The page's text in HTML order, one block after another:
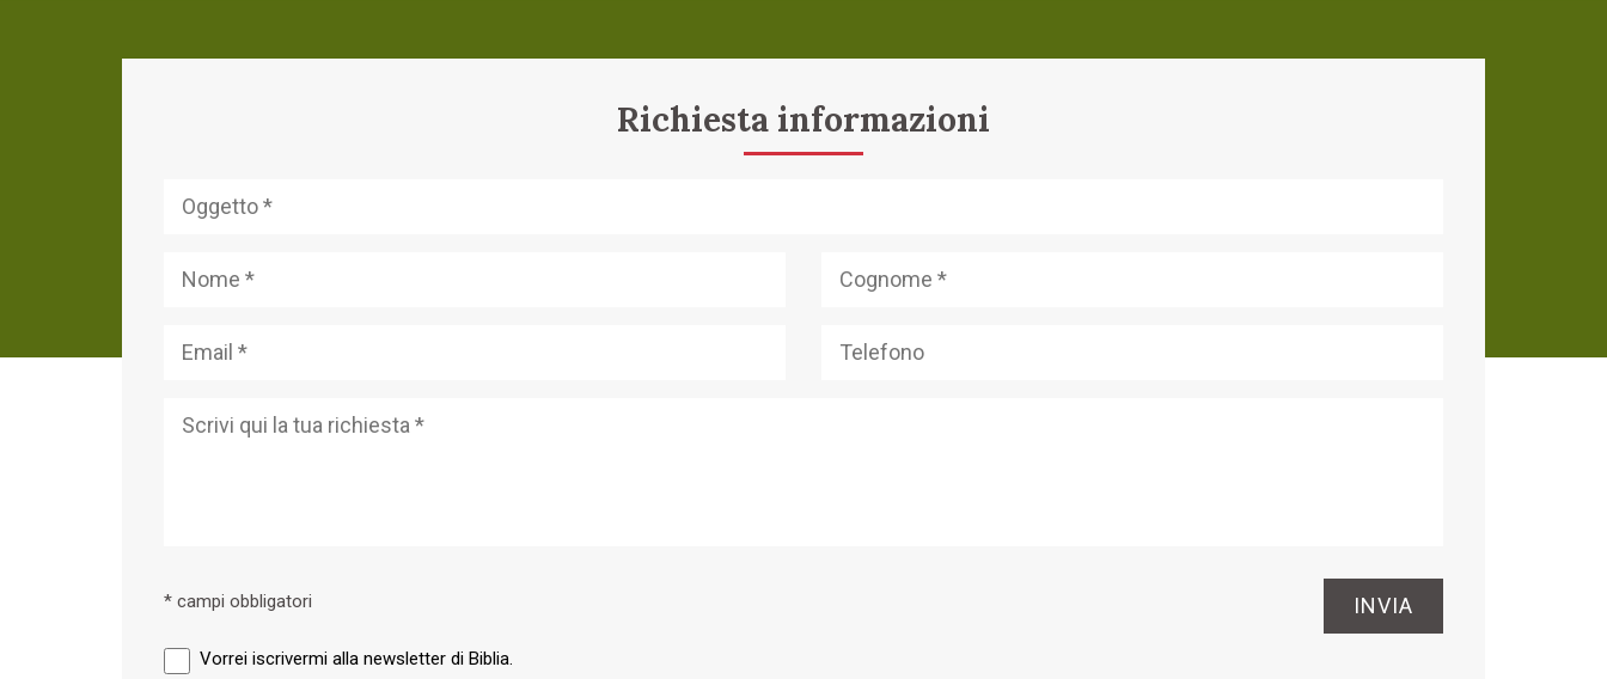
Richiesta informazioni
* campi obbligatori
Vorrei iscrivermi alla newsletter di Biblia.
INVIA